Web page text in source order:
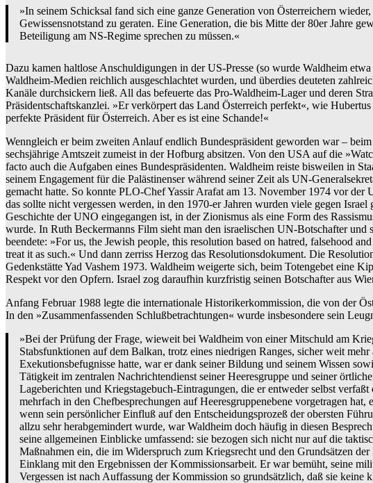
»In seinem Schicksal fand sich eine ganze Generation von Österreichern
Gewissensnotstand zu geraten. Eine Generation, die bis Mitte der 80er Jahre
Beteiligung am NS-Regime sprechen zu müssen.«
Dazu kamen haltlose Anschuldigungen in der US-Presse (so wurde Waldheim
Waldheim-Medien reichlich ausgeschlachtet wurden, und überdies deuteten
Kanäle durchsickern ließ. All das befeuerte das Pro-Waldheim-Lager und deren
Präsidentschaftskanzlei. »Er verkörpert das Land Österreich perfekt«, wie
perfekte Präsident für Österreich. Aber es ist eine Schande!«
Wenngleich er beim zweiten Anlauf endlich Bundespräsident geworden war –
sechsjährige Amtszeit zumeist in der Hofburg absitzen. Von den USA auf die
facto auch die Aufgaben eines Bundespräsidenten. Waldheim reiste bisweilen in
seinem Engagement für die Palästinenser während seiner Zeit als UN-
gemacht hatte. So konnte PLO-Chef Yassir Arafat am 13. November 1974 vor
das sollte nicht vergessen werden, in den 1970-er Jahren wurden viele gegen
Geschichte der UNO eingegangen ist, in der Zionismus als eine Form des
wurde. In Ruth Beckermanns Film sieht man den israelischen UN-Botschafter
beendete: »For us, the Jewish people, this resolution based on hatred, falsehood
treat it as such.« Und dann zerriss Herzog das Resolutionsdokument. Die
Gedenkstätte Yad Vashem 1973. Waldheim weigerte sich, beim Totengebet eine
Respekt vor den Opfern. Israel zog daraufhin kurzfristig seinen Botschafter aus
Anfang Februar 1988 legte die internationale Historikerkommission, die von der
In den »Zusammenfassenden Schlußbetrachtungen« wurde insbesondere sein
»Bei der Prüfung der Frage, wieweit bei Waldheim von einer Mitschuld am
Stabsfunktionen auf dem Balkan, trotz eines niedrigen Ranges, sicher weit
Exekutionsbefugnisse hatte, war er dank seiner Bildung und seinem Wissen
Tätigkeit im zentralen Nachrichtendienst seiner Heeresgruppe und seiner
Lageberichten und Kriegstagebuch-Eintragungen, die er entweder selbst
mehrfach in den Chefbesprechungen auf Heeresgruppenebene vorgetragen
wenn sein persönlicher Einfluß auf den Entscheidungsprozeß der obersten
allzu sehr herabgemindert wurde, war Waldheim doch häufig in diesen
seine allgemeinen Einblicke umfassend: sie bezogen sich nicht nur auf die
Maßnahmen ein, die im Widerspruch zum Kriegsrecht und den Grundsätzen
Einklang mit den Ergebnissen der Kommissionsarbeit. Er war bemüht, seine
Vergessen ist nach Auffassung der Kommission so grundsätzlich, daß sie